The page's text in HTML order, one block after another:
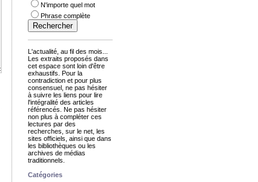
N'importe quel mot
Phrase complète
L'actualité, au fil des mois...
Les extraits proposés dans
cet espace sont loin d'être
exhaustifs. Pour la
contradiction et pour plus
consensuel, ne pas hésiter
à suivre les liens pour lire
l'intégralité des articles
référencés. Ne pas hésiter
non plus à compléter ces
lectures par des
recherches, sur le net, les
sites officiels, ainsi que dans
les bibliothèques ou les
archives de médias
traditionnels.
Catégories